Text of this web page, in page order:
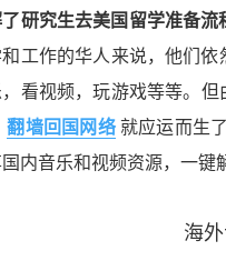
研究生去美国留学准备流
工作的华人来说，他们
看视频，玩游戏等等。
翻墙回国网络 就应运而生
内音乐和视频资源，一键
海